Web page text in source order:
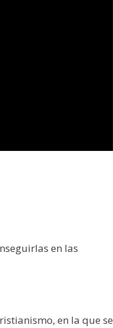
en las
​en la que se